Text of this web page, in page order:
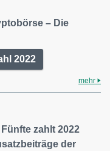
– Die
2022
mehr
Fünfte zahlt 2022
der